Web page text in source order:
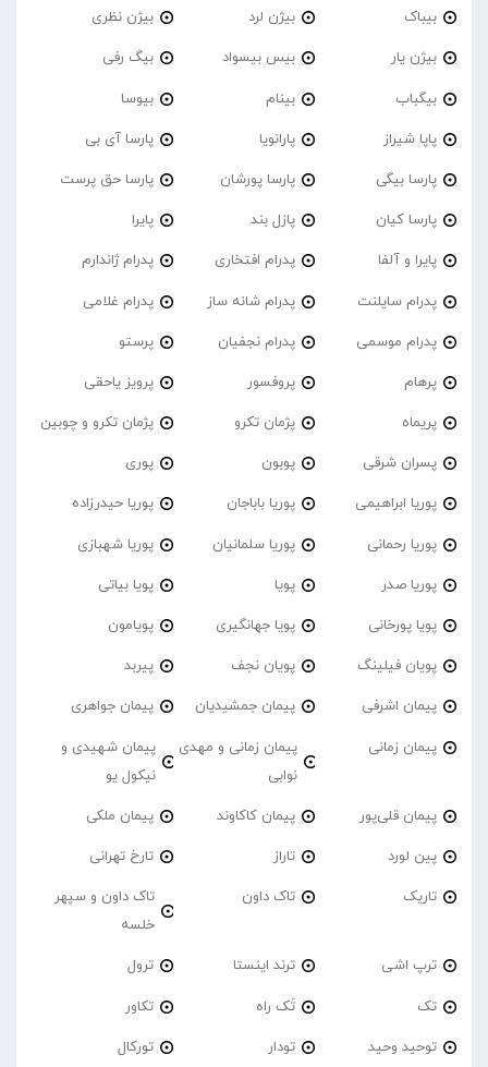
بیباک بیژن لرد بیژن نظری
بیژن یار بیس بیسواد بیگ رفی
بیگباب بینام بیوسا
پاپا شیراز پارانویا پارسا آی بی
پارسا بیگی پارسا پورشان پارسا حق پرست
پارسا کیان پازل بند پایرا
پایرا و آلفا پدرام افتخاری پدرام ژاندارم
پدرام‌ سایلنت پدرام شانه ساز پدرام غلامی
پدرام موسمی پدرام نجفیان پرستو
پرهام پروفسور پرویز یاحقی
پریماه پژمان تکرو پژمان تکرو و چوبین
پسران شرقی پوبون پوری
پوریا ابراهیمی پوریا باباجان پوریا حیدرزاده
پوریا رحمانی پوریا سلمانیان پوریا شهبازی
پوریا صدر پویا پویا بیاتی
پویا پورخانی پویا جهانگیری پویامون
پویان فیلینگ پویان نجف پیربد
پیمان اشرفی پیمان جمشیدیان پیمان جواهری
پیمان زمانی
پیمان زمانی و مهدی
نوابی
پیمان شهیدی و
نیکول یو
پیمان قلی‌پور پیمان کاکاوند پیمان ملکی
پین لورد تاراز تارخ تهرانی
تاریک تاک داون
تاک داون و سپهر
خلسه
ترپ اشی ترند اینستا ترول
تک تَک راه تکاور
توحید وحید تودار تورکال